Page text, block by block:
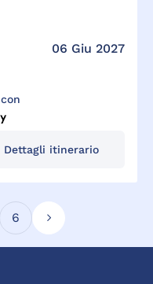
06 Giu 2027
Dettagli itinerario
6